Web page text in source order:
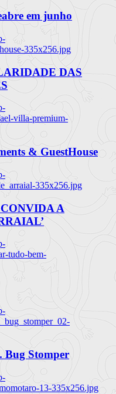
em junho
335x256.jpg
DAS
villa-premium-
& GuestHouse
335x256.jpg
A
tudo-bem-
Bug Stomper
13-335x256.jpg